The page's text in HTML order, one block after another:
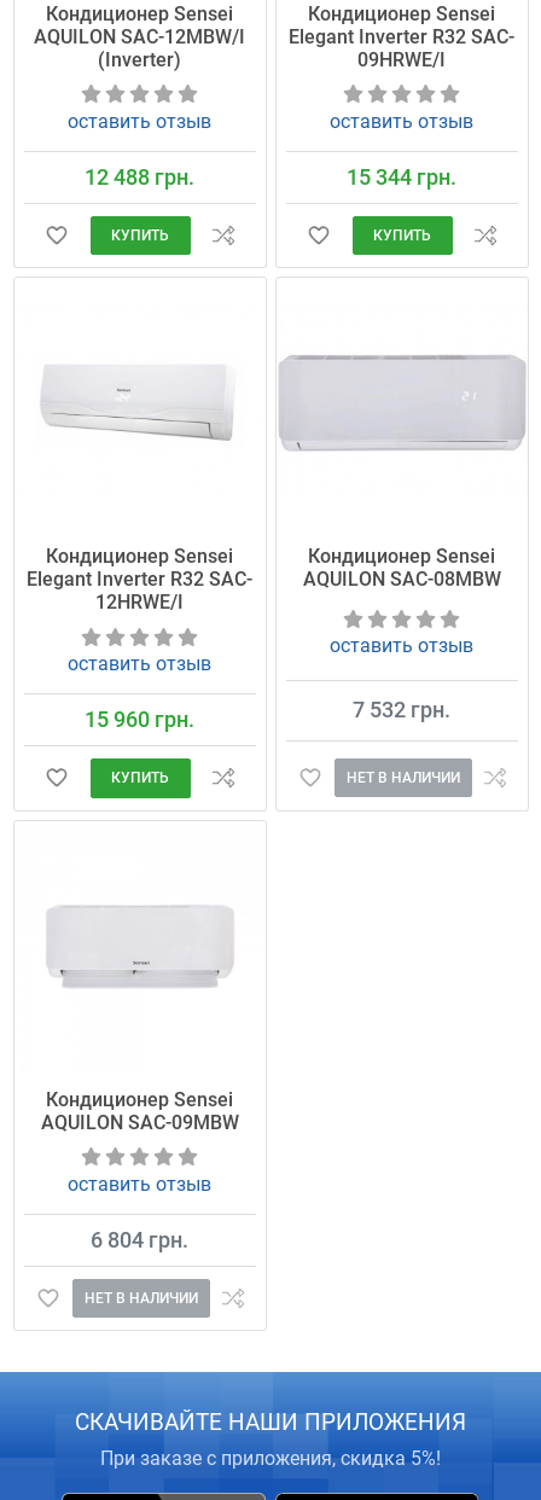
Кондиционер Sensei
AQUILON SAC-12MBW/I
(Inverter)
оставить отзыв
12 488 грн.
КУПИТЬ
Кондиционер Sensei
Elegant Inverter R32 SAC-
09HRWE/I
оставить отзыв
15 344 грн.
КУПИТЬ
Кондиционер Sensei
Elegant Inverter R32 SAC-
12HRWE/I
оставить отзыв
15 960 грн.
КУПИТЬ
Кондиционер Sensei
AQUILON SAC-08MBW
оставить отзыв
7 532 грн.
НЕТ В НАЛИЧИИ
Кондиционер Sensei
AQUILON SAC-09MBW
оставить отзыв
6 804 грн.
НЕТ В НАЛИЧИИ
СКАЧИВАЙТЕ НАШИ ПРИЛОЖЕНИЯ
При заказе с приложения, скидка 5%!